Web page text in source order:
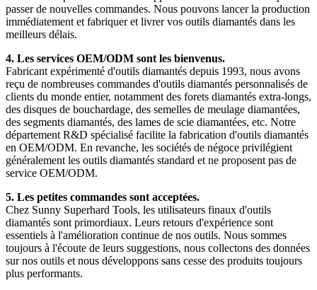
passer de nouvelles commandes. Nous pouvons lancer la production
immédiatement et fabriquer et livrer vos outils diamantés dans les
meilleurs délais.
4. Les services OEM/ODM sont les bienvenus.
Fabricant expérimenté d'outils diamantés depuis 1993, nous avons
reçu de nombreuses commandes d'outils diamantés personnalisés de
clients du monde entier, notamment des forets diamantés extra-longs,
des disques de bouchardage, des semelles de meulage diamantées,
des segments diamantés, des lames de scie diamantées, etc. Notre
département R&D spécialisé facilite la fabrication d'outils diamantés
en OEM/ODM. En revanche, les sociétés de négoce privilégient
généralement les outils diamantés standard et ne proposent pas de
service OEM/ODM.
5. Les petites commandes sont acceptées.
Chez Sunny Superhard Tools, les utilisateurs finaux d'outils
diamantés sont primordiaux. Leurs retours d'expérience sont
essentiels à l'amélioration continue de nos outils. Nous sommes
toujours à l'écoute de leurs suggestions, nous collectons des données
sur nos outils et nous développons sans cesse des produits toujours
plus performants.